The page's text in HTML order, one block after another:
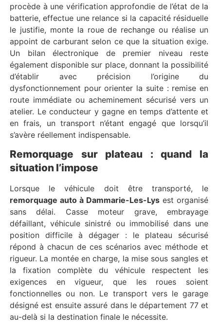
procède à une vérification approfondie de l’état de la
batterie, effectue une relance si la capacité résiduelle
le justifie, monte la roue de rechange ou réalise un
appoint de carburant selon ce que la situation exige.
Un bilan électronique de premier niveau reste
également disponible sur place, donnant la possibilité
d’établir avec précision l’origine du
dysfonctionnement pour orienter la suite : remise en
route immédiate ou acheminement sécurisé vers un
atelier. Le conducteur y gagne en temps d’attente et
en frais, un transport n’étant engagé que lorsqu’il
s’avère réellement indispensable.
Remorquage sur plateau : quand la
situation l’impose
Lorsque le véhicule doit être transporté, le
remorquage auto à Dammarie-Les-Lys est organisé
sans délai. Casse moteur grave, embrayage
défaillant, véhicule sinistré ou immobilisé dans une
position difficile à dégager : le plateau sécurisé
répond à chacun de ces scénarios avec méthode et
rigueur. La montée en charge, la mise sous sangles et
la fixation complète du véhicule respectent les
exigences en vigueur, que les roues soient
fonctionnelles ou non. Le transport vers le garage
désigné est ensuite assuré dans le département 77 et
au-delà si la destination finale le nécessite.